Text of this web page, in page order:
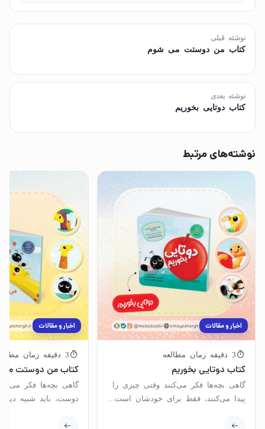
نوشته قبلی
کتاب من دوستت می شوم
نوشته بعدی
کتاب دوتایی بخوریم
نوشته‌های مرتبط
اخبار و مقالات
3 دقیقه زمان مطالعه
کتاب دوتایی بخوریم
گاهی بچه‌ها فکر می‌کنند وقتی چیزی را
پیدا می‌کنند، فقط برای خودشان است…
اخبار و مقالات
3 دقیقه زمان مطالعه
کتاب من دوستت
گاهی بچه‌ها فکر
دوست، باید شبیه